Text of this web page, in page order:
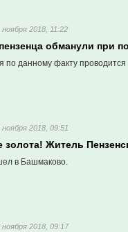
ноября 2018, 11:22
обманули при
по данному факту проводится
ноября 2018, 09:51
Житель
в Башмаково.
ноября 2018, 09:17